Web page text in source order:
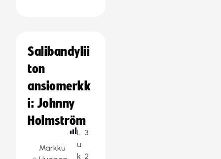
Salibandylii
ton
ansiomerkk
i: Johnny
Holmström
Markku
L
u
k
3
2